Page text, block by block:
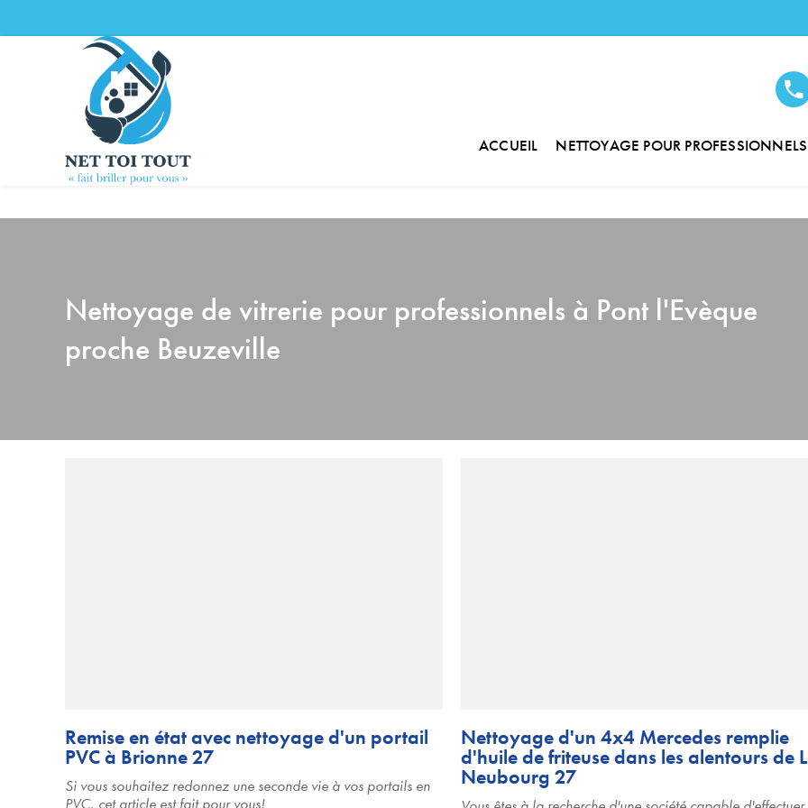
ACCUEIL NETTOYAGE POUR PROFESSIONNELS
Nettoyage de vitrerie pour professionnels à Pont l'Evèque
proche Beuzeville
Remise en état avec nettoyage d'un portail
PVC à Brionne 27
Si vous souhaitez redonnez une seconde vie à vos portails en
PVC, cet article est fait pour vous!
Nettoyage d'un 4x4 Mercedes remplie
d'huile de friteuse dans les alentours de
Neubourg 27